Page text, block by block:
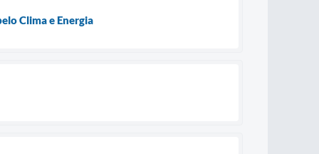
Clima e Energia